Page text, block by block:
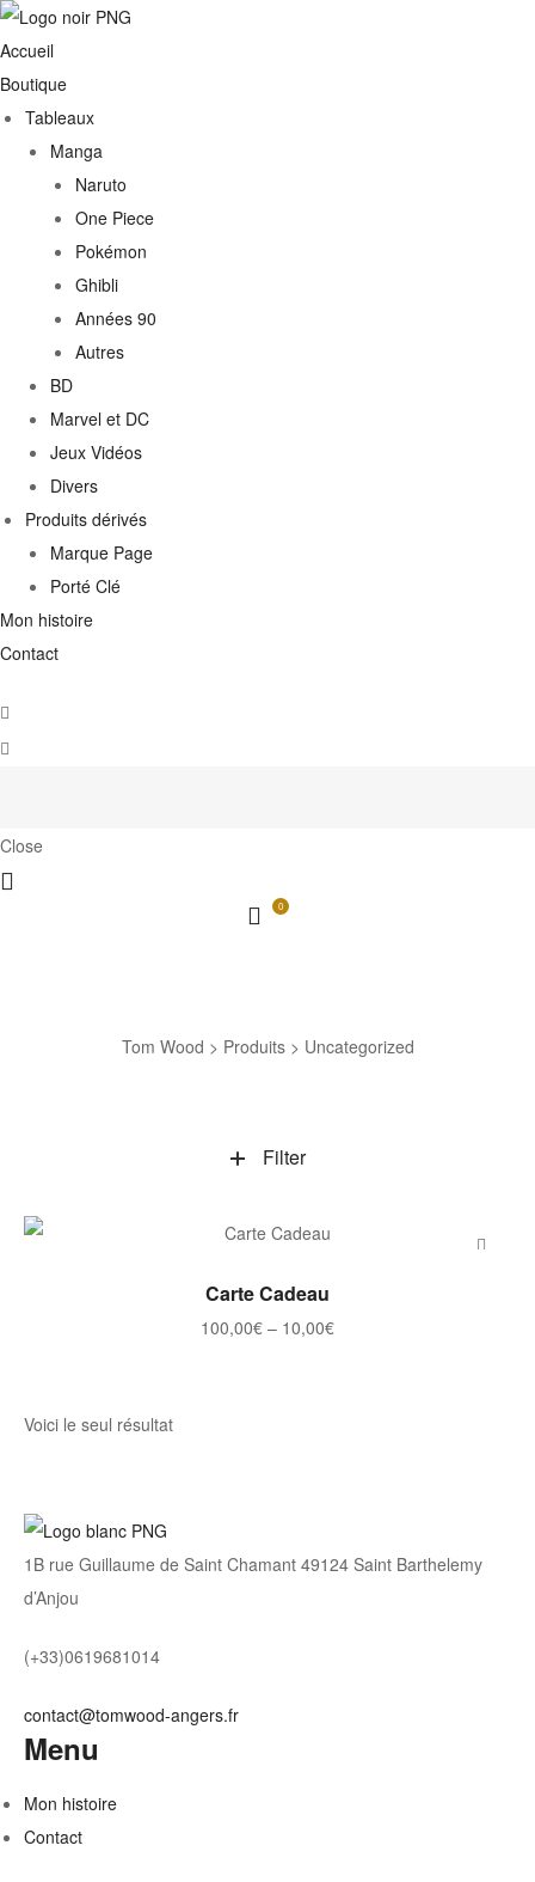
Accueil
Boutique
Tableaux
Manga
Naruto
One Piece
Pokémon
Ghibli
Années 90
Autres
BD
Marvel et DC
Jeux Vidéos
Divers
Produits dérivés
Marque Page
Porté Clé
Mon histoire
Contact
Close
0
Tom Wood > Produits> Uncategorized
Filter
SÉLECTIONNEZ LE MONTANT
produit
a
choisies
Carte Cadeau
10,00€
–
100,00€ Plage
Voici le seul résultat
1B rue Guillaume de Saint Chamant 49124 Saint Barthelemy
d’Anjou
(+33)0619681014
contact@tomwood-angers.fr
Menu
Mon histoire
Contact